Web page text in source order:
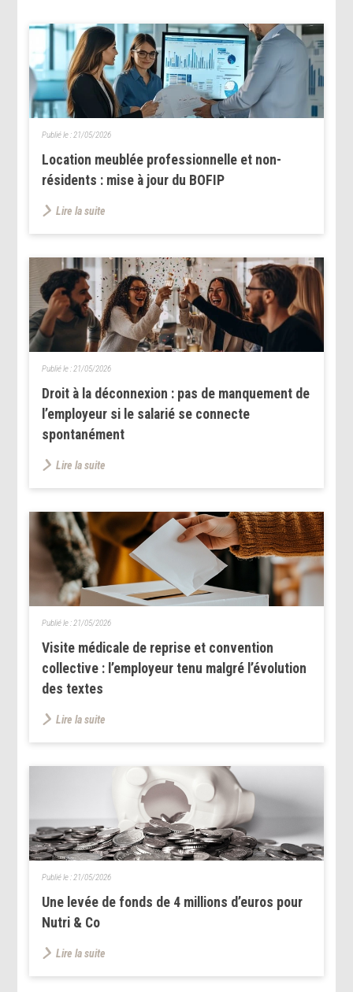
Location meublée professionnelle et non-
résidents : mise à jour du BOFIP
Publié le : 21/05/2026
Lire la suite
Droit à la déconnexion : pas de manquement de
l’employeur si le salarié se connecte
spontanément
Publié le : 21/05/2026
Lire la suite
Visite médicale de reprise et convention
collective : l’employeur tenu malgré l’évolution
des textes
Publié le : 21/05/2026
Lire la suite
Une levée de fonds de 4 millions d’euros pour
Nutri & Co
Publié le : 21/05/2026
Lire la suite